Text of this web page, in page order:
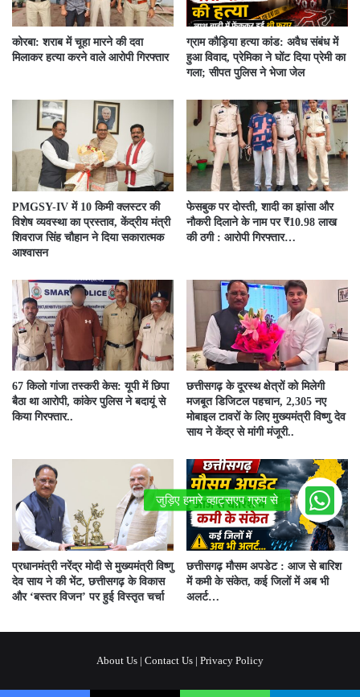
कोरबा: शराब में चूहा मारने की दवा
मिलाकर हत्या करने वाले आरोपी गिरफ्तार
ग्राम कौड़िया हत्या कांड: अवैध संबंध में
हुआ विवाद, प्रेमिका ने घोंट दिया प्रेमी का
गला; सीपत पुलिस ने भेजा जेल
PMGSY-IV में 10 किमी क्लस्टर की
विशेष व्यवस्था का प्रस्ताव, केंद्रीय मंत्री
शिवराज सिंह चौहान ने दिया सकारात्मक
आश्वासन
फेसबुक पर दोस्ती, शादी का झांसा और
नौकरी दिलाने के नाम पर ₹10.98 लाख
की ठगी : आरोपी गिरफ्तार…
67 किलो गांजा तस्करी केस: यूपी में छिपा
बैठा था आरोपी, कांकेर पुलिस ने बदायूं से
किया गिरफ्तार..
छत्तीसगढ़ के दूरस्थ क्षेत्रों को मिलेगी
मजबूत डिजिटल पहचान, 2,305 नए
मोबाइल टावरों के लिए मुख्यमंत्री विष्णु देव
साय ने केंद्र से मांगी मंजूरी..
प्रधानमंत्री नरेंद्र मोदी से मुख्यमंत्री विष्णु
देव साय ने की भेंट, छत्तीसगढ़ के विकास
और ‘बस्तर विजन’ पर हुई विस्तृत चर्चा
छत्तीसगढ़ मौसम अपडेट : आज से बारिश
में कमी के संकेत, कई जिलों में अब भी
अलर्ट…
About Us | Contact Us | Privacy Policy